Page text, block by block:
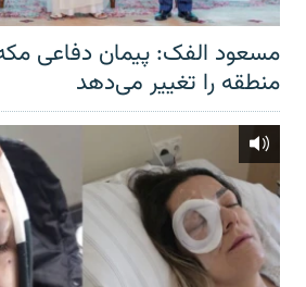
مسعود الفک: پیمان دفاعی
منطقه را تغییر می‌دهد